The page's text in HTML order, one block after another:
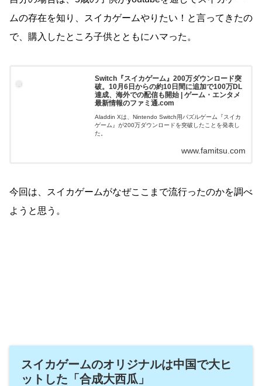
ムの存在を知り、スイカゲームやりたい！と言ってきたの
で、購入したところ子供とともにハマった。
Switch『スイカゲーム』200万ダウンロード突
破。10月6日からの約10日間に追加で100万DL
達成、海外での配信も開始 | ゲーム・エンタメ
最新情報のファミ通.com
Aladdin Xは、Nintendo Switch用パズルゲーム『スイカ
ゲーム』が200万ダウンロードを突破したことを発表し
た。
www.famitsu.com
今回は、スイカゲームがなぜここまで流行ったのかを調べ
ようと思う。
スイカゲームのオリジナルは中国で大ヒ
ットした「合成大西瓜」